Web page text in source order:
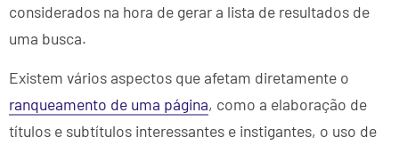
considerados na hora de gerar a lista de resultados de
uma busca.
Existem vários aspectos que afetam diretamente o
ranqueamento de uma página, como a elaboração de
títulos e subtítulos interessantes e instigantes, o uso de